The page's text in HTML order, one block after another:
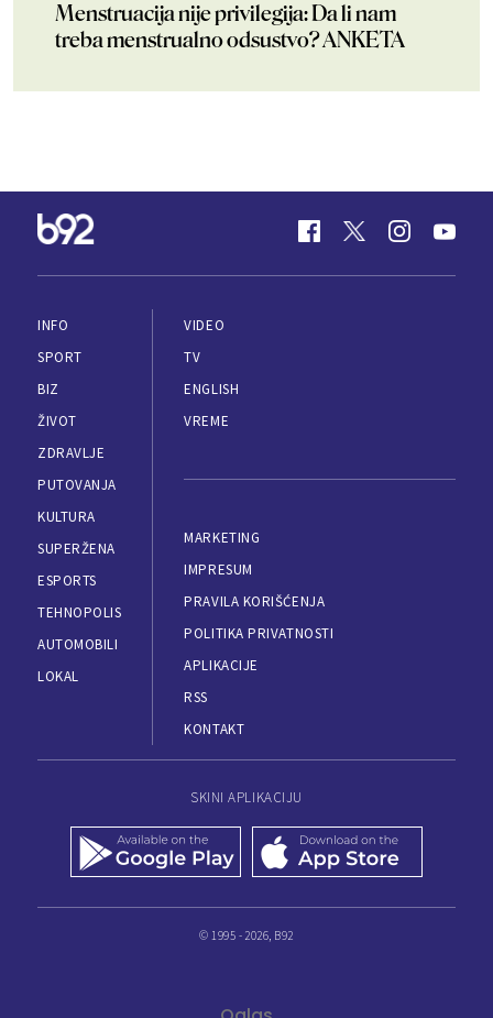
Menstruacija nije privilegija: Da li nam
treba menstrualno odsustvo? ANKETA
INFO
SPORT
BIZ
ŽIVOT
ZDRAVLJE
PUTOVANJA
KULTURA
SUPERŽENA
ESPORTS
TEHNOPOLIS
AUTOMOBILI
LOKAL
VIDEO
TV
ENGLISH
VREME
MARKETING
IMPRESUM
PRAVILA KORIŠĆENJA
POLITIKA PRIVATNOSTI
APLIKACIJE
RSS
KONTAKT
SKINI APLIKACIJU
© 1995 - 2026, B92